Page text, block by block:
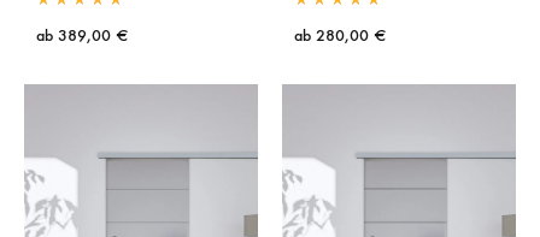
ab 389,00 € ab 280,00 €